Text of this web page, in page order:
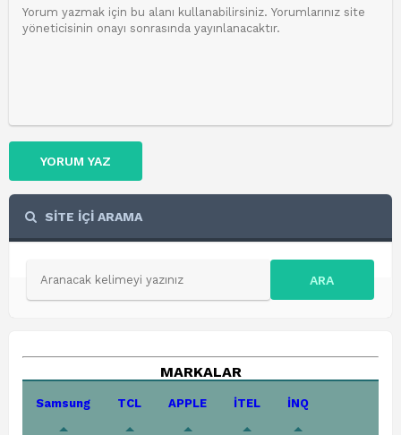
YORUM YAZ
SİTE İÇİ ARAMA
ARA
MARKALAR
Samsung TCL APPLE İTEL İNQ